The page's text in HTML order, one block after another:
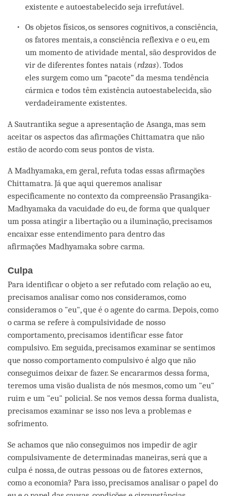
existente e autoestabelecido seja irrefutável.
Os objetos físicos, os sensores cognitivos, a consciência,
os fatores mentais, a consciência reflexiva e o eu, em
um momento de atividade mental, são desprovidos de
vir de diferentes fontes natais (rdzas). Todos
eles surgem como um “pacote” da mesma tendência
cármica e todos têm existência autoestabelecida, são
verdadeiramente existentes.
A Sautrantika segue a apresentação de Asanga, mas sem
aceitar os aspectos das afirmações Chittamatra que não
estão de acordo com seus pontos de vista.
A Madhyamaka, em geral, refuta todas essas afirmações
Chittamatra. Já que aqui queremos analisar
especificamente no contexto da compreensão Prasangika-
Madhyamaka da vacuidade do eu, de forma que qualquer
um possa atingir a libertação ou a iluminação, precisamos
encaixar esse entendimento para dentro das
afirmações Madhyamaka sobre carma.
Culpa
Para identificar o objeto a ser refutado com relação ao eu,
precisamos analisar como nos consideramos, como
consideramos o "eu", que é o agente do carma. Depois, como
o carma se refere à compulsividade de nosso
comportamento, precisamos identificar esse fator
compulsivo. Em seguida, precisamos examinar se sentimos
que nosso comportamento compulsivo é algo que não
conseguimos deixar de fazer. Se encararmos dessa forma,
teremos uma visão dualista de nós mesmos, como um "eu"
ruim e um "eu" policial. Se nos vemos dessa forma dualista,
precisamos examinar se isso nos leva a problemas e
sofrimento.
Se achamos que não conseguimos nos impedir de agir
compulsivamente de determinadas maneiras, será que a
culpa é nossa, de outras pessoas ou de fatores externos,
como a economia? Para isso, precisamos analisar o papel do